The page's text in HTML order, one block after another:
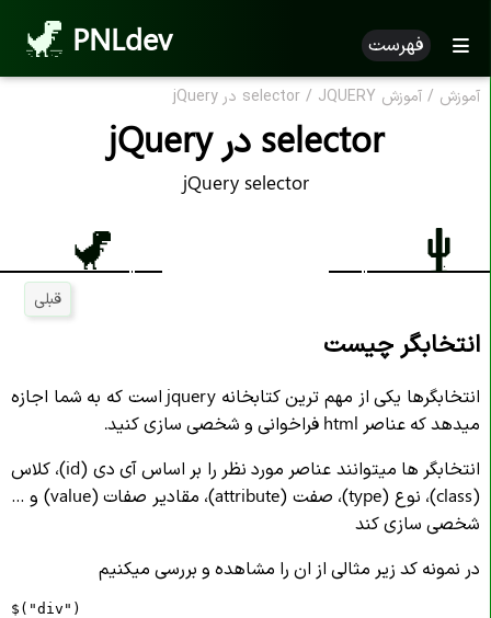
PNLdev فهرست
آموزش / آموزش JQUERY / selector در jQuery
selector در jQuery
jQuery selector
قبلی
انتخابگر چیست
انتخابگرها یکی از مهم ترین کتابخانه jquery است که به شما اجازه
میدهد که عناصر html فراخوانی و شخصی سازی کنید.
انتخابگر ها میتوانند عناصر مورد نظر را بر اساس آی دی (id)، کلاس
(class)، نوع (type)، صفت (attribute)، مقادیر صفات (value) و …
شخصی سازی کند
در نمونه کد زیر مثالی از ان را مشاهده و بررسی میکنیم
$("div")